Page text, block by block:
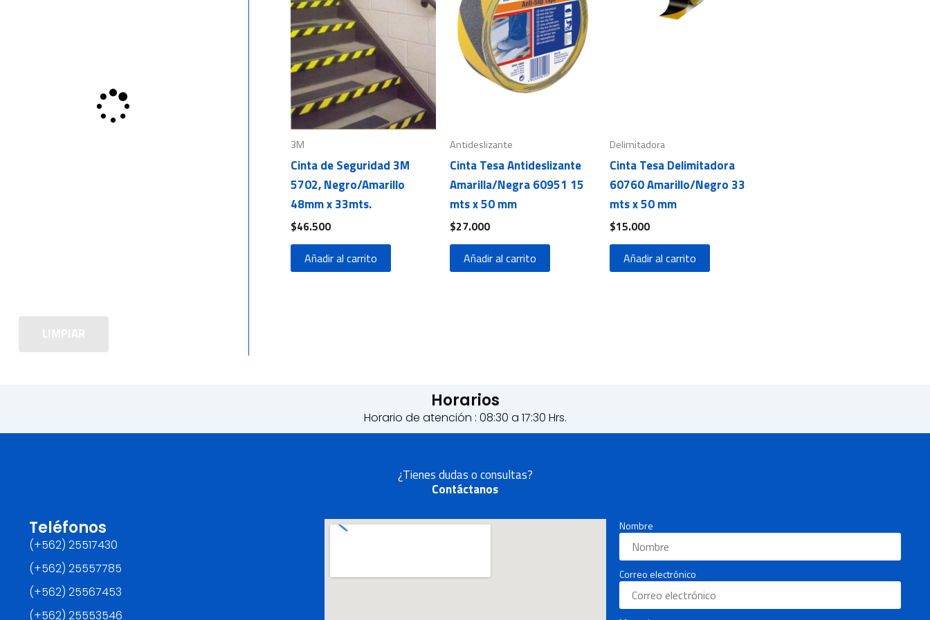
LIMPIAR
3M
Cinta de Seguridad 3M
5702, Negro/Amarillo
48mm x 33mts.
$46.500
Añadir al carrito
Antideslizante
Cinta Tesa Antideslizante
Amarilla/Negra 60951 15
mts x 50 mm
$27.000
Añadir al carrito
Delimitadora
Cinta Tesa Delimitadora
60760 Amarillo/Negro 33
mts x 50 mm
$15.000
Añadir al carrito
Horarios
Horario de atención : 08:30 a 17:30 Hrs.
¿Tienes dudas o consultas?
Contáctanos
Teléfonos
(+562) 25517430‬
(+562) 25557785
(+562) 25567453‬
(+562) ‪25553546
Nombre
Correo electrónico